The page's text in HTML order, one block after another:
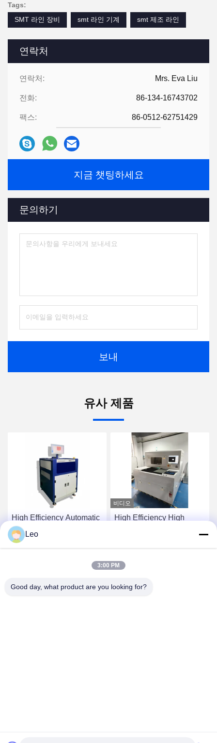
연락처
연락처: Mrs. Eva Liu
전화: 86-134-16743702
팩스: 86-0512-62751429
지금 챗팅하세요
문의하기
보내
Tags:
SMT 라인 장비
smt 라인 기계 smt 제조 라인
유사 제품
High Efficiency Automatic
Offline Single-head
Selective Wave Soldering
비디오
High Efficiency High
Leo
3:00 PM
Good day, what product are you looking for?